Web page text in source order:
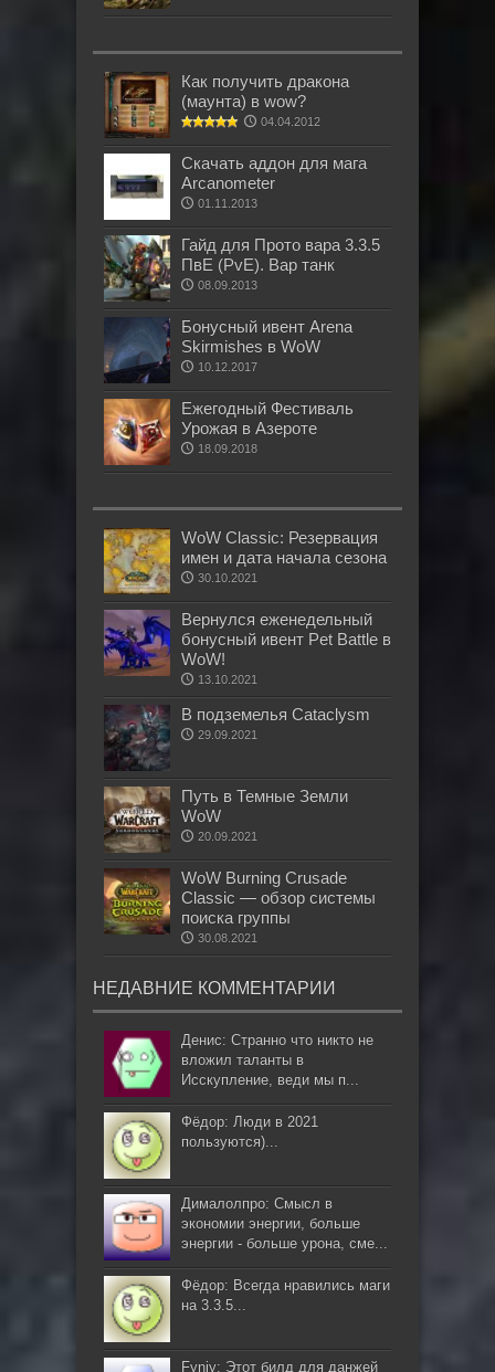
Как получить дракона
(маунта) в wow?
04.04.2012
Скачать аддон для мага
Arcanometer
01.11.2013
Гайд для Прото вара 3.3.5
ПвЕ (PvE). Вар танк
08.09.2013
Бонусный ивент Arena
Skirmishes в WoW
10.12.2017
Ежегодный Фестиваль
Урожая в Азероте
18.09.2018
WoW Classic: Резервация
имен и дата начала сезона
30.10.2021
Вернулся еженедельный
бонусный ивент Pet Battle в
WoW!
13.10.2021
В подземелья Cataclysm
29.09.2021
Путь в Темные Земли
WoW
20.09.2021
WoW Burning Crusade
Classic — обзор системы
поиска группы
30.08.2021
НЕДАВНИЕ КОММЕНТАРИИ
Денис: Странно что никто не
вложил таланты в
Исскупление, веди мы п...
Фёдор: Люди в 2021
пользуются)...
Дималолпро: Смысл в
экономии энергии, больше
энергии - больше урона, сме...
Фёдор: Всегда нравились маги
на 3.3.5...
Fynjy: Этот билд для данжей